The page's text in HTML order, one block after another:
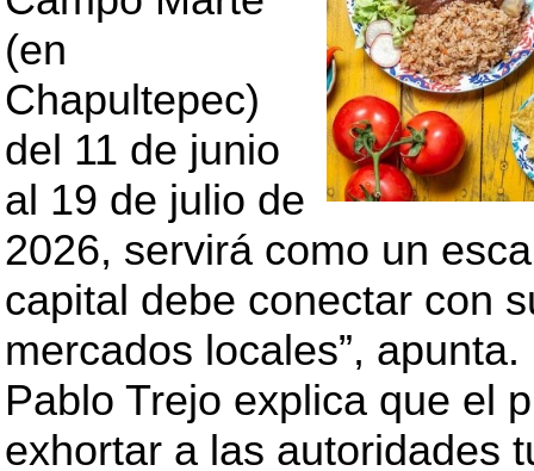
(en
Chapultepec)
del 11 de junio
al 19 de julio de
2026, servirá como un
capital debe conectar con
mercados locales”, apunta.
Pablo Trejo explica que el
exhortar a las autoridades